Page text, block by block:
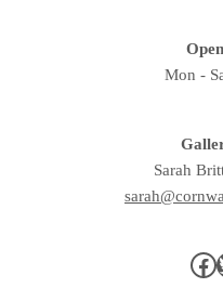
Mon -
Sarah